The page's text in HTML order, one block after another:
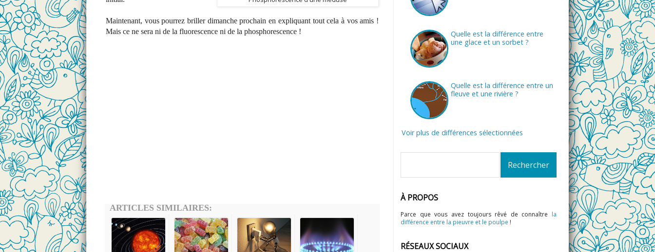
Maintenant, vous pourrez briller dimanche prochain en expliquant tout cela à vos amis !
Mais ce ne sera ni de la fluorescence ni de la phosphorescence !
ARTICLES SIMILAIRES:
Quelle est la différence entre
une glace et un sorbet ?
Quelle est la différence entre un
fleuve et une rivière ?
Voir plus de différences sélectionnées
À PROPOS
Parce que vous avez toujours rêvé de connaître la
différence entre la pieuvre et le poulpe !
RÉSEAUX SOCIAUX